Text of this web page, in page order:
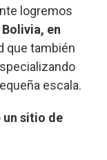
logremos
Bolivia, en
que también
escala.
un sitio de